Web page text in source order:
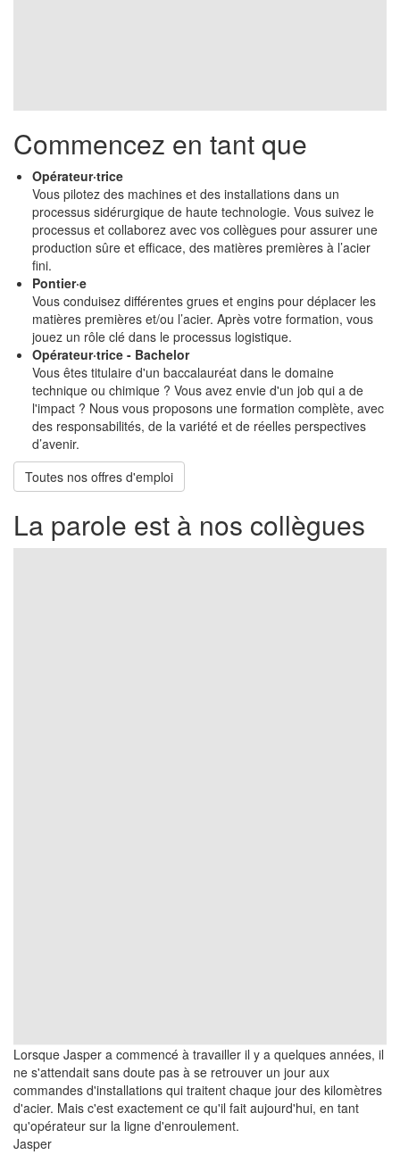
Commencez en tant que
Opérateur·trice
Vous pilotez des machines et des installations dans un
processus sidérurgique de haute technologie. Vous suivez le
processus et collaborez avec vos collègues pour assurer une
production sûre et efficace, des matières premières à l’acier
fini.
Pontier·e
Vous conduisez différentes grues et engins pour déplacer les
matières premières et/ou l’acier. Après votre formation, vous
jouez un rôle clé dans le processus logistique.
Opérateur·trice - Bachelor
Vous êtes titulaire d'un baccalauréat dans le domaine
technique ou chimique ? Vous avez envie d'un job qui a de
l'impact ? Nous vous proposons une formation complète, avec
des responsabilités, de la variété et de réelles perspectives
d’avenir.
Toutes nos offres d'emploi
La parole est à nos collègues
Lorsque Jasper a commencé à travailler il y a quelques années, il
ne s'attendait sans doute pas à se retrouver un jour aux
commandes d'installations qui traitent chaque jour des kilomètres
d'acier. Mais c'est exactement ce qu'il fait aujourd'hui, en tant
qu'opérateur sur la ligne d'enroulement.
Jasper